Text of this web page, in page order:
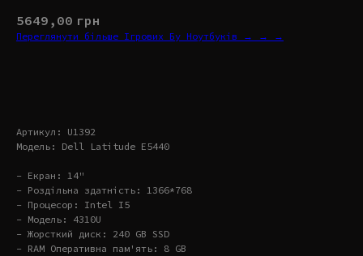
5649,00 грн
Переглянути більше Ігрових Бу Ноутбуків → → →
Артикул: U1392
Модель: Dell Latitude E5440
- Екран: 14"
- Роздільна здатність: 1366*768
- Процесор: Intel I5
- Модель: 4310U
- Жорсткий диск: 240 GB SSD
- RAM Оперативна пам'ять: 8 GB